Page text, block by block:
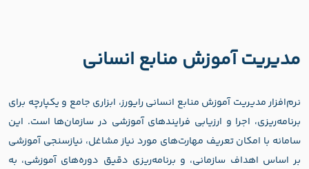
مدیریت آموزش منابع انسانی
نرم‌افزار مدیریت آموزش منابع انسانی رایورز، ابزاری جامع و یکپارچه برای
برنامه‌ریزی، اجرا و ارزیابی فرایندهای آموزشی در سازمان‌ها است. این
سامانه با امکان تعریف مهارت‌های مورد نیاز مشاغل، نیازسنجی آموزشی
بر اساس اهداف سازمانی، و برنامه‌ریزی دقیق دوره‌های آموزشی، به